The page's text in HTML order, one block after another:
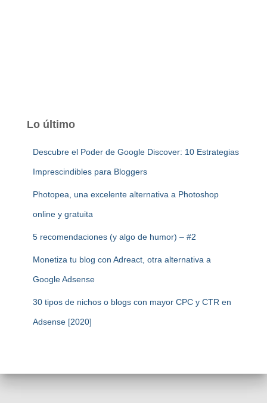
Lo último
Descubre el Poder de Google Discover: 10 Estrategias
Imprescindibles para Bloggers
Photopea, una excelente alternativa a Photoshop
online y gratuita
5 recomendaciones (y algo de humor) – #2
Monetiza tu blog con Adreact, otra alternativa a
Google Adsense
30 tipos de nichos o blogs con mayor CPC y CTR en
Adsense [2020]